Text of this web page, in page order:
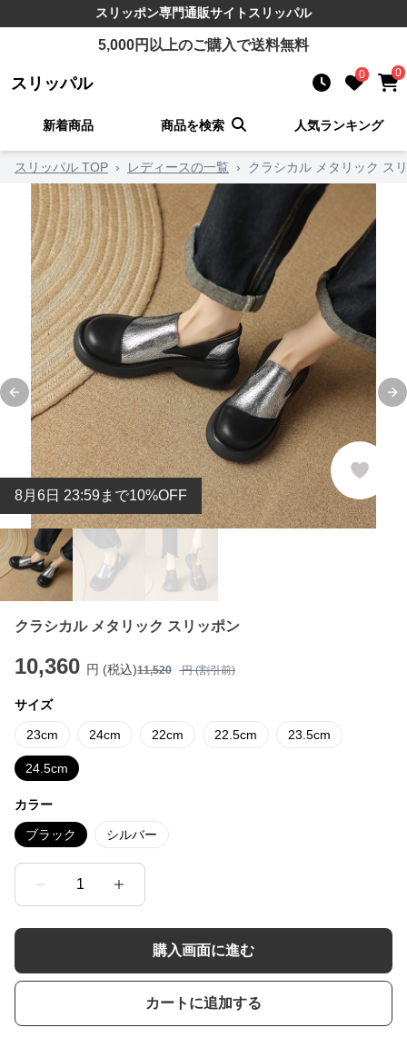
スリッポン専門通販サイト スリッパル
5,000円以上のご購入で送料無料
スリッパル 0 0
新着商品 商品を検索 人気ランキング
スリッパル TOP › レディースの一覧 › クラシカル メタリック ス
Previous slide
8月 6日 23:59まで10%OFF
クラシカル メタリック スリッポン
10,360 円 (税込)11,520 円 (割引前)
サイズ
23cm 24cm 22cm 22.5cm 23.5cm
24.5cm
カラー
ブラック シルバー
1
購入画面に進む
カートに追加する